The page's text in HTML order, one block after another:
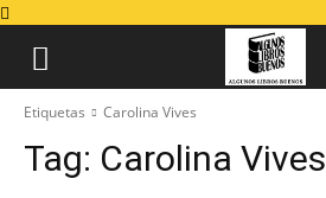
Etiquetas Carolina Vives
Tag: Carolina Vives